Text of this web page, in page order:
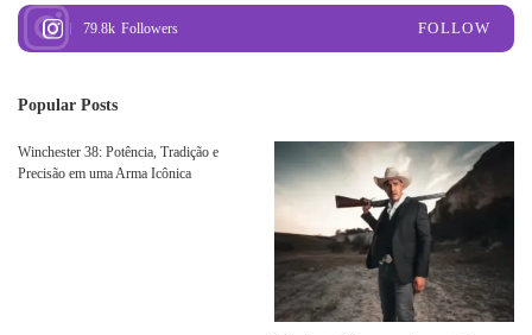
79.8k Followers FOLLOW
Popular Posts
Winchester 38: Potência, Tradição e
Precisão em uma Arma Icônica